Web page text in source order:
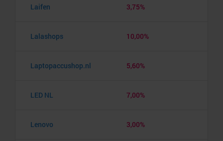
Laifen 3,75%
Lalashops 10,00%
Laptopaccushop.nl 5,60%
LED NL 7,00%
Lenovo 3,00%